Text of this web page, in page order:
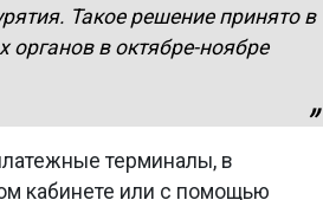
Такое решение принято в
в октябре-ноябре
терминалы, в
кабинете или с помощью